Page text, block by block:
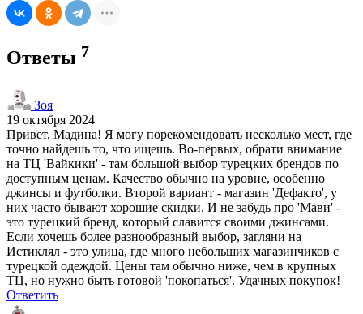
Ответы 7
Зоя
19 октября 2024
Привет, Мадина! Я могу порекомендовать несколько мест, где
точно найдешь то, что ищешь. Во-первых, обрати внимание
на ТЦ 'Вайкики' - там большой выбор турецких брендов по
доступным ценам. Качество обычно на уровне, особенно
джинсы и футболки. Второй вариант - магазин 'Дефакто', у
них часто бывают хорошие скидки. И не забудь про 'Мави' -
это турецкий бренд, который славится своими джинсами.
Если хочешь более разнообразный выбор, загляни на
Истиклял - это улица, где много небольших магазинчиков с
турецкой одеждой. Цены там обычно ниже, чем в крупных
ТЦ, но нужно быть готовой 'покопаться'. Удачных покупок!
Ответить